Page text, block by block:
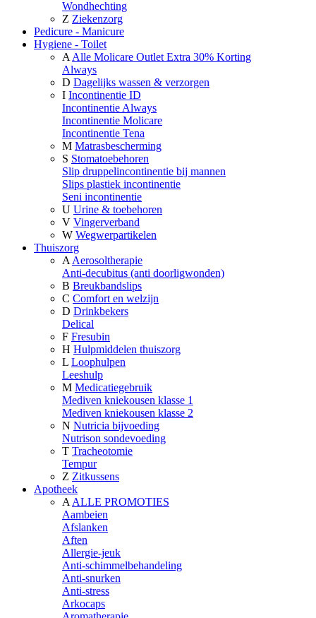
Wondhechting
Z Ziekenzorg
Pedicure - Manicure
Hygiene - Toilet
A Alle Molicare Outlet Extra 30% Korting
Always
D Dagelijks wassen & verzorgen
I Incontinentie ID
Incontinentie Always
Incontinentie Molicare
Incontinentie Tena
M Matrasbescherming
S Stomatoebehoren
Slip druppelincontinentie bij mannen
Slips plastiek incontinentie
Seni incontinentie
U Urine & toebehoren
V Vingerverband
W Wegwerpartikelen
Thuiszorg
A Aerosoltherapie
Anti-decubitus (anti doorligwonden)
B Breukbandslips
C Comfort en welzijn
D Drinkbekers
Delical
F Fresubin
H Hulpmiddelen thuiszorg
L Loophulpen
Leeshulp
M Medicatiegebruik
Mediven kniekousen klasse 1
Mediven kniekousen klasse 2
N Nutricia bijvoeding
Nutrison sondevoeding
T Tracheotomie
Tempur
Z Zitkussens
Apotheek
A ALLE PROMOTIES
Aambeien
Afslanken
Aften
Allergie-jeuk
Anti-schimmelbehandeling
Anti-snurken
Anti-stress
Arkocaps